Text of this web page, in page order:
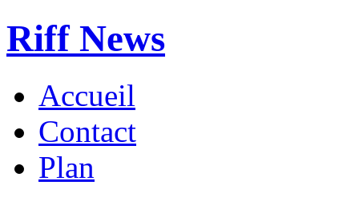
Riff News
Accueil
Contact
Plan